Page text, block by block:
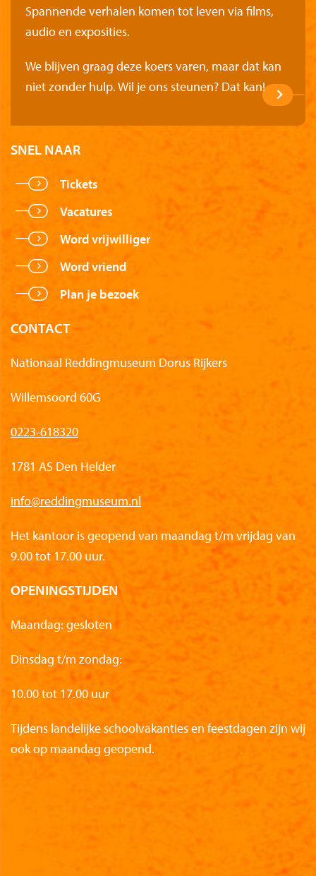
SNEL NAAR
Tickets
Vacatures
Word vrijwilliger
Word vriend
Plan je bezoek
CONTACT
Nationaal Reddingmuseum Dorus Rijkers
Willemsoord 60G
0223-618320
1781 AS Den Helder
info@reddingmuseum.nl
Het kantoor is geopend van maandag t/m vrijdag van
9.00 tot 17.00 uur.
OPENINGSTIJDEN
Maandag: gesloten
Dinsdag t/m zondag:
10.00 tot 17.00 uur
Tijdens landelijke schoolvakanties en feestdagen zijn wij
ook op maandag geopend.
Spannende verhalen komen tot leven via films,
audio en exposities.
We blijven graag deze koers varen, maar dat kan
niet zonder hulp. Wil je ons steunen? Dat kan!